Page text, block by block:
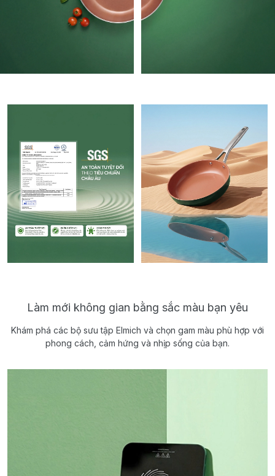
Làm mới không gian bằng sắc màu bạn yêu
Khám phá các bộ sưu tập Elmich và chọn gam màu phù hợp với
phong cách, cảm hứng và nhịp sống của bạn.